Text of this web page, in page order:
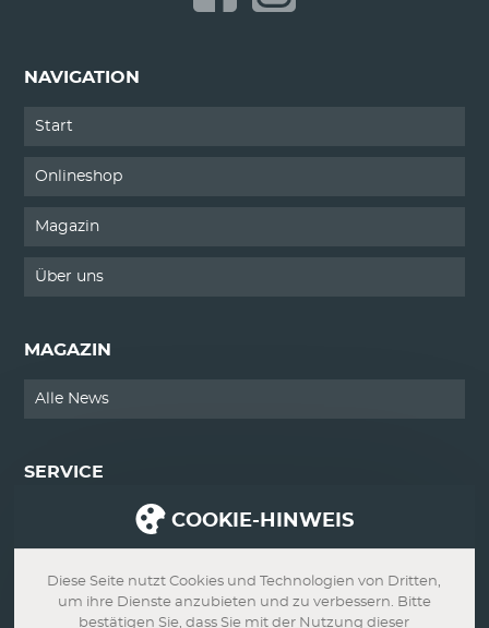
NAVIGATION
Start
Onlineshop
Magazin
Über uns
MAGAZIN
Alle News
SERVICE
Datenschutz
COOKIE-HINWEIS
Diese Seite nutzt Cookies und Technologien von Dritten,
um ihre Dienste anzubieten und zu verbessern. Bitte
bestätigen Sie, dass Sie mit der Nutzung dieser